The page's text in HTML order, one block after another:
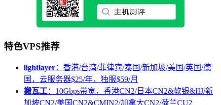
特色VPS推荐
lightlayer：香港/台湾/菲律宾/泰国/新加坡/美国/英国/德
国，云服务器$25/年，独服$59/月
搬瓦工：10Gbps带宽，香港CN2/日本CN2&软银&IIJ/新
加坡CN2/美国CN2&CMIN2/加拿大CN2/荷兰CU2